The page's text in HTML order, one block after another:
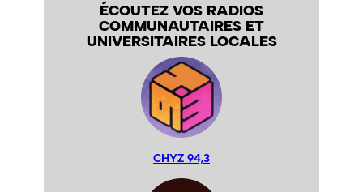
ÉCOUTEZ VOS RADIOS
COMMUNAUTAIRES ET
UNIVERSITAIRES LOCALES
CHYZ 94,3